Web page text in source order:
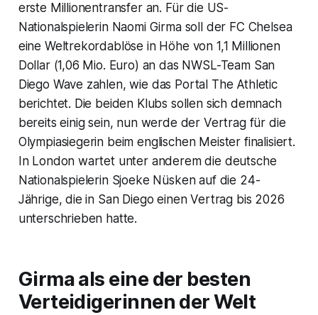
erste Millionentransfer an. Für die US-
Nationalspielerin Naomi Girma soll der FC Chelsea
eine Weltrekordablöse in Höhe von 1,1 Millionen
Dollar (1,06 Mio. Euro) an das NWSL-Team San
Diego Wave zahlen, wie das Portal The Athletic
berichtet. Die beiden Klubs sollen sich demnach
bereits einig sein, nun werde der Vertrag für die
Olympiasiegerin beim englischen Meister finalisiert.
In London wartet unter anderem die deutsche
Nationalspielerin Sjoeke Nüsken auf die 24-
Jährige, die in San Diego einen Vertrag bis 2026
unterschrieben hatte.
Girma als eine der besten
Verteidigerinnen der Welt